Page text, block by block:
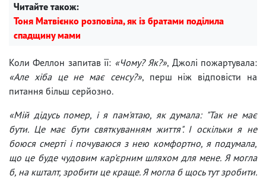
Читайте також:
Тоня Матвієнко розповіла, як із братами поділила
спадщину мами
Коли Феллон запитав її: «Чому? Як?», Джолі пожартувала:
«Але хіба це не має сенсу?», перш ніж відповісти на
питання більш серйозно.
«Мій дідусь помер, і я пам'ятаю, як думала: "Так не має
бути. Це має бути святкуванням життя". І оскільки я не
боюся смерті і почуваюся з нею комфортно, я подумала,
що це буде чудовим кар'єрним шляхом для мене. Я могла
б, на кшталт, зробити це краще. Я могла б щось тут зробити.